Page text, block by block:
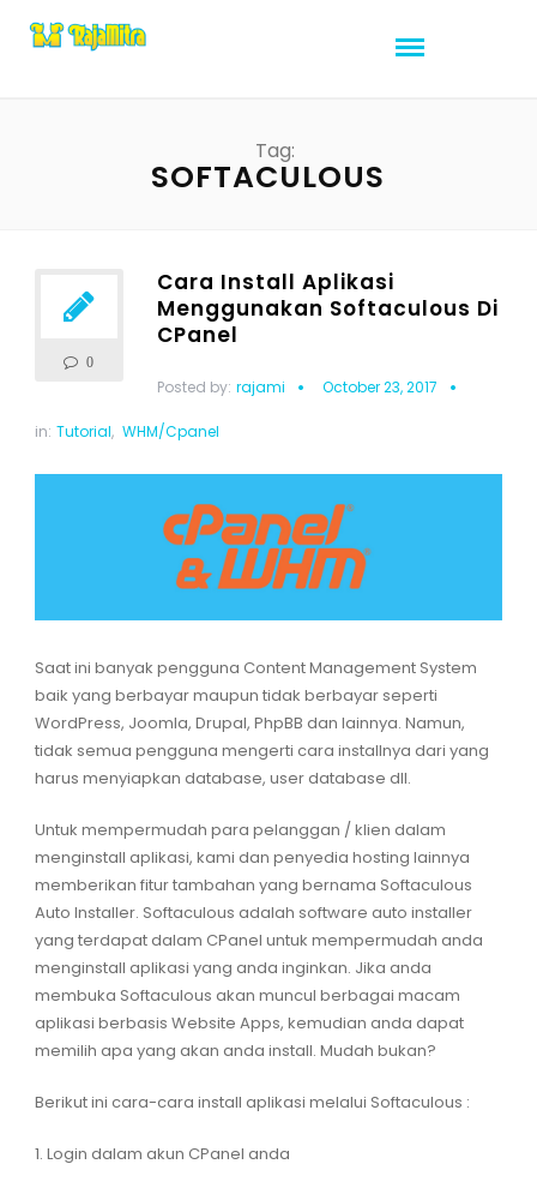
Tag:
SOFTACULOUS
0
Cara Install Aplikasi
Menggunakan Softaculous Di
CPanel
Posted by: rajami October 23, 2017
in: Tutorial, WHM/Cpanel
Saat ini banyak pengguna Content Management System
baik yang berbayar maupun tidak berbayar seperti
WordPress, Joomla, Drupal, PhpBB dan lainnya. Namun,
tidak semua pengguna mengerti cara installnya dari yang
harus menyiapkan database, user database dll.
Untuk mempermudah para pelanggan / klien dalam
menginstall aplikasi, kami dan penyedia hosting lainnya
memberikan fitur tambahan yang bernama Softaculous
Auto Installer. Softaculous adalah software auto installer
yang terdapat dalam CPanel untuk mempermudah anda
menginstall aplikasi yang anda inginkan. Jika anda
membuka Softaculous akan muncul berbagai macam
aplikasi berbasis Website Apps, kemudian anda dapat
memilih apa yang akan anda install. Mudah bukan?
Berikut ini cara-cara install aplikasi melalui Softaculous :
1. Login dalam akun CPanel anda